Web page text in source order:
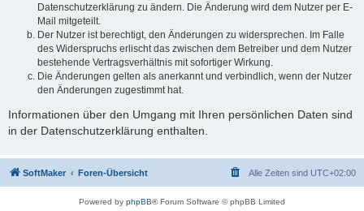
Datenschutzerklärung zu ändern. Die Änderung wird dem Nutzer per E-
Mail mitgeteilt.
Der Nutzer ist berechtigt, den Änderungen zu widersprechen. Im Falle
des Widerspruchs erlischt das zwischen dem Betreiber und dem Nutzer
bestehende Vertragsverhältnis mit sofortiger Wirkung.
Die Änderungen gelten als anerkannt und verbindlich, wenn der Nutzer
den Änderungen zugestimmt hat.
Informationen über den Umgang mit Ihren persönlichen Daten sind
in der Datenschutzerklärung enthalten.
SoftMaker Foren-Übersicht Alle Zeiten sind UTC+02:00
Powered by phpBB® Forum Software © phpBB Limited